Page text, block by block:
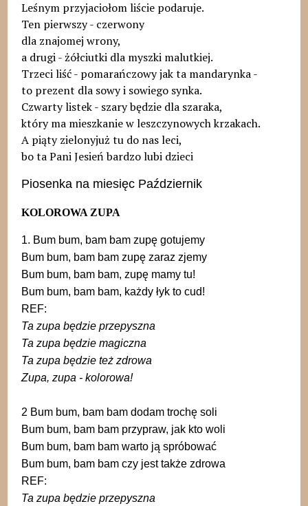
Leśnym przyjaciołom liście podaruje.
Ten pierwszy - czerwony
dla znajomej wrony,
a drugi - żółciutki dla myszki malutkiej.
Trzeci liść - pomarańczowy jak ta mandarynka -
to prezent dla sowy i sowiego synka.
Czwarty listek - szary będzie dla szaraka,
który ma mieszkanie w leszczynowych krzakach.
A piąty zielonyjuż tu do nas leci,
bo ta Pani Jesieńbardzo lubi dzieci
Piosenka na miesięc Październik
KOLOROWA ZUPA
1. Bum bum, bam bam zupę gotujemy
Bum bum, bam bam zupę zaraz zjemy
Bum bum, bam bam, zupę mamy tu!
Bum bum, bam bam, każdy łyk to cud!
REF:
Ta zupa będzie przepyszna
Ta zupa będzie magiczna
Ta zupa będzie też zdrowa
Zupa, zupa - kolorowa!
2 Bum bum, bam bam dodam trochę soli
Bum bum, bam bam przypraw, jak kto woli
Bum bum, bam bam warto ją spróbować
Bum bum, bam bam czy jest także zdrowa
REF:
Ta zupa będzie przepyszna